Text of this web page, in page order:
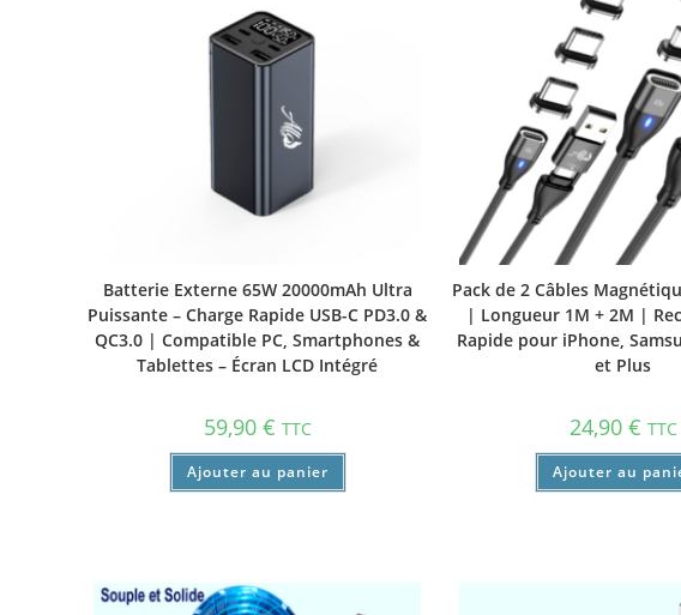
Batterie Externe 65W 20000mAh Ultra
Puissante – Charge Rapide USB-C PD3.0 &
QC3.0 | Compatible PC, Smartphones &
Tablettes – Écran LCD Intégré
59,90 € TTC
Ajouter au panier
Pack de 2 Câbles
| Longueur 1M + 2M |
Rapide pour iPhone,
et Plus
24,90 € TTC
Ajouter au